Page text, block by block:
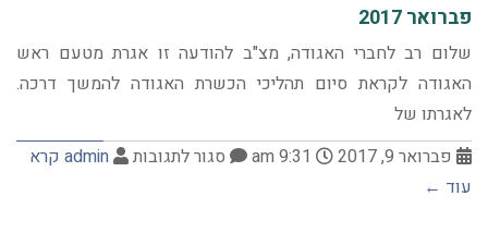
פברואר 2017
שלום רב לחברי האגודה, מצ"ב להודעה זו אגרת מטעם ראש
האגודה לקראת סיום תהליכי הכשרת האגודה להמשך דרכה.
לאגרתו של
פברואר 9, 2017
סגור לתגובות admin קרא
עוד ←